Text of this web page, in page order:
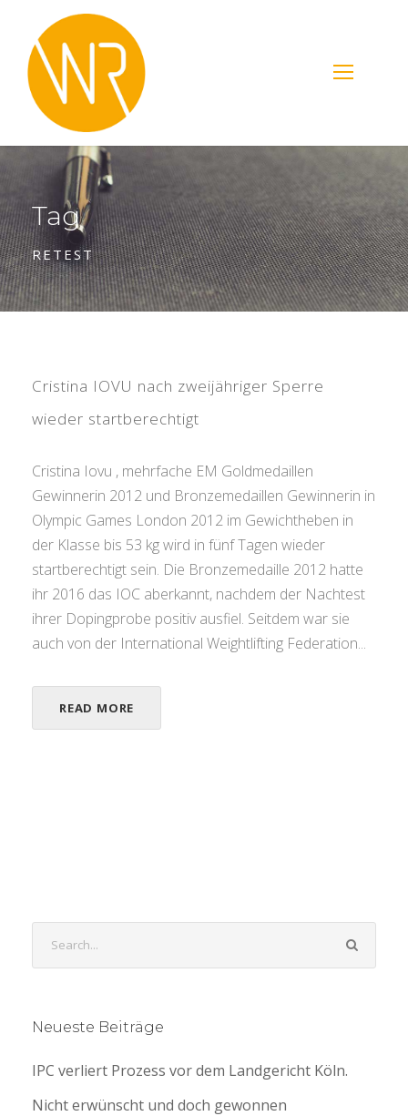
Tag
RETEST
Cristina IOVU nach zweijähriger Sperre
wieder startberechtigt
Cristina Iovu , mehrfache EM Goldmedaillen
Gewinnerin 2012 und Bronzemedaillen Gewinnerin in
Olympic Games London 2012 im Gewichtheben in
der Klasse bis 53 kg wird in fünf Tagen wieder
startberechtigt sein. Die Bronzemedaille 2012 hatte
ihr 2016 das IOC aberkannt, nachdem der Nachtest
ihrer Dopingprobe positiv ausfiel. Seitdem war sie
auch von der International Weightlifting Federation...
READ MORE
Neueste Beiträge
IPC verliert Prozess vor dem Landgericht Köln.
Nicht erwünscht und doch gewonnen